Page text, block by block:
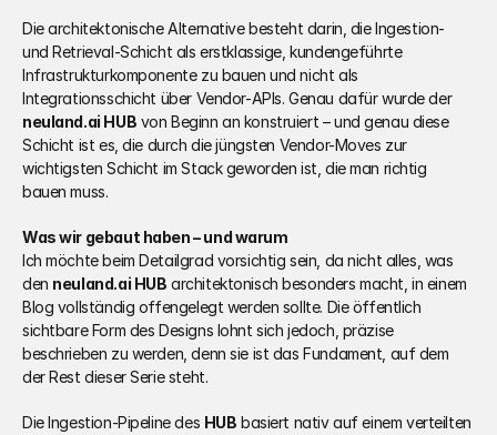
Die architektonische Alternative besteht darin, die Ingestion-
und Retrieval-Schicht als erstklassige, kundengeführte
Infrastrukturkomponente zu bauen und nicht als
Integrationsschicht über Vendor-APIs. Genau dafür wurde der
neuland.ai HUB von Beginn an konstruiert – und genau diese
Schicht ist es, die durch die jüngsten Vendor-Moves zur
wichtigsten Schicht im Stack geworden ist, die man richtig
bauen muss.
Was wir gebaut haben – und warum
Ich möchte beim Detailgrad vorsichtig sein, da nicht alles, was
den neuland.ai HUB architektonisch besonders macht, in einem
Blog vollständig offengelegt werden sollte. Die öffentlich
sichtbare Form des Designs lohnt sich jedoch, präzise
beschrieben zu werden, denn sie ist das Fundament, auf dem
der Rest dieser Serie steht.
Die Ingestion-Pipeline des HUB basiert nativ auf einem verteilten